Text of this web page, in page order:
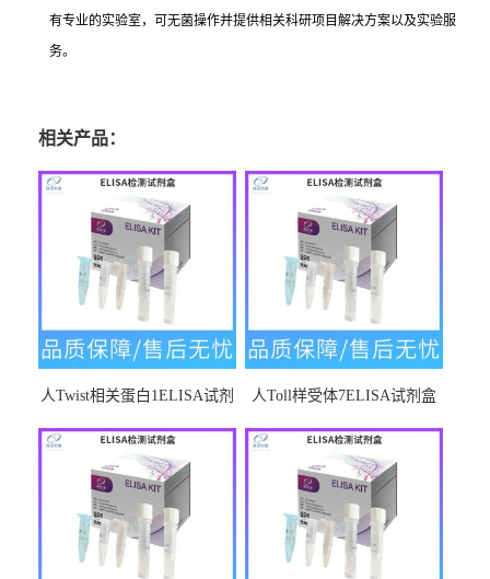
有专业的实验室，可无菌操作并提供相关科研项目解决方案以及实验服
务。
相关产品：
人Twist相关蛋白1ELISA试剂
人Toll样受体7ELISA试剂盒